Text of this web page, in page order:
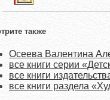
также
Осеева Валентина
все книги серии
все книги
все книги раздела